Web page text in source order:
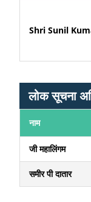
Shri Sunil
लोक सूचना
नाम
जी महालिंगम
समीर पी दातार